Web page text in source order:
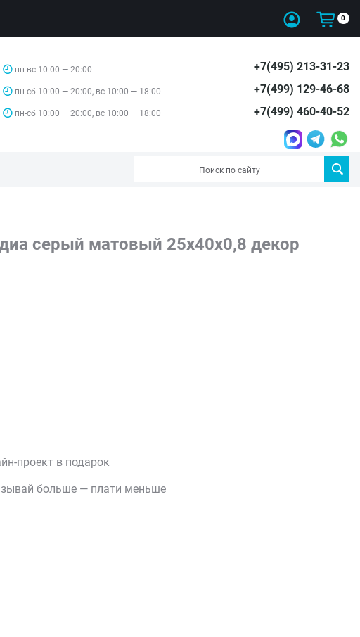
0
пн-вс 10:00 — 20:00
пн-сб 10:00 — 20:00, вс 10:00 — 18:00
пн-сб 10:00 — 20:00, вс 10:00 — 18:00
+7(495) 213-31-23
+7(499) 129-46-68
+7(499) 460-40-52
серый матовый 25x40x0,8 декор
проект в подарок
больше — плати меньше